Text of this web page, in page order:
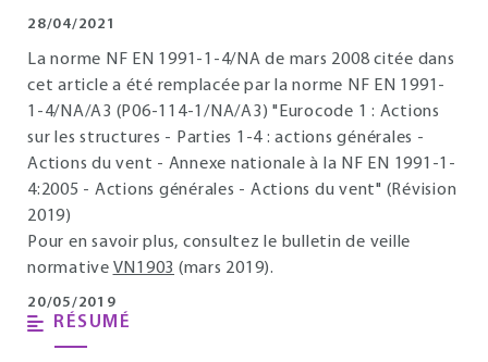
28/04/2021
La norme NF EN 1991-1-4/NA de mars 2008 citée dans
cet article a été remplacée par la norme NF EN 1991-
1-4/NA/A3 (P06-114-1/NA/A3) "Eurocode 1 : Actions
sur les structures - Parties 1-4 : actions générales -
Actions du vent - Annexe nationale à la NF EN 1991-1-
4:2005 - Actions générales - Actions du vent" (Révision
2019)
Pour en savoir plus, consultez le bulletin de veille
normative VN1903 (mars 2019).
20/05/2019
RÉSUMÉ